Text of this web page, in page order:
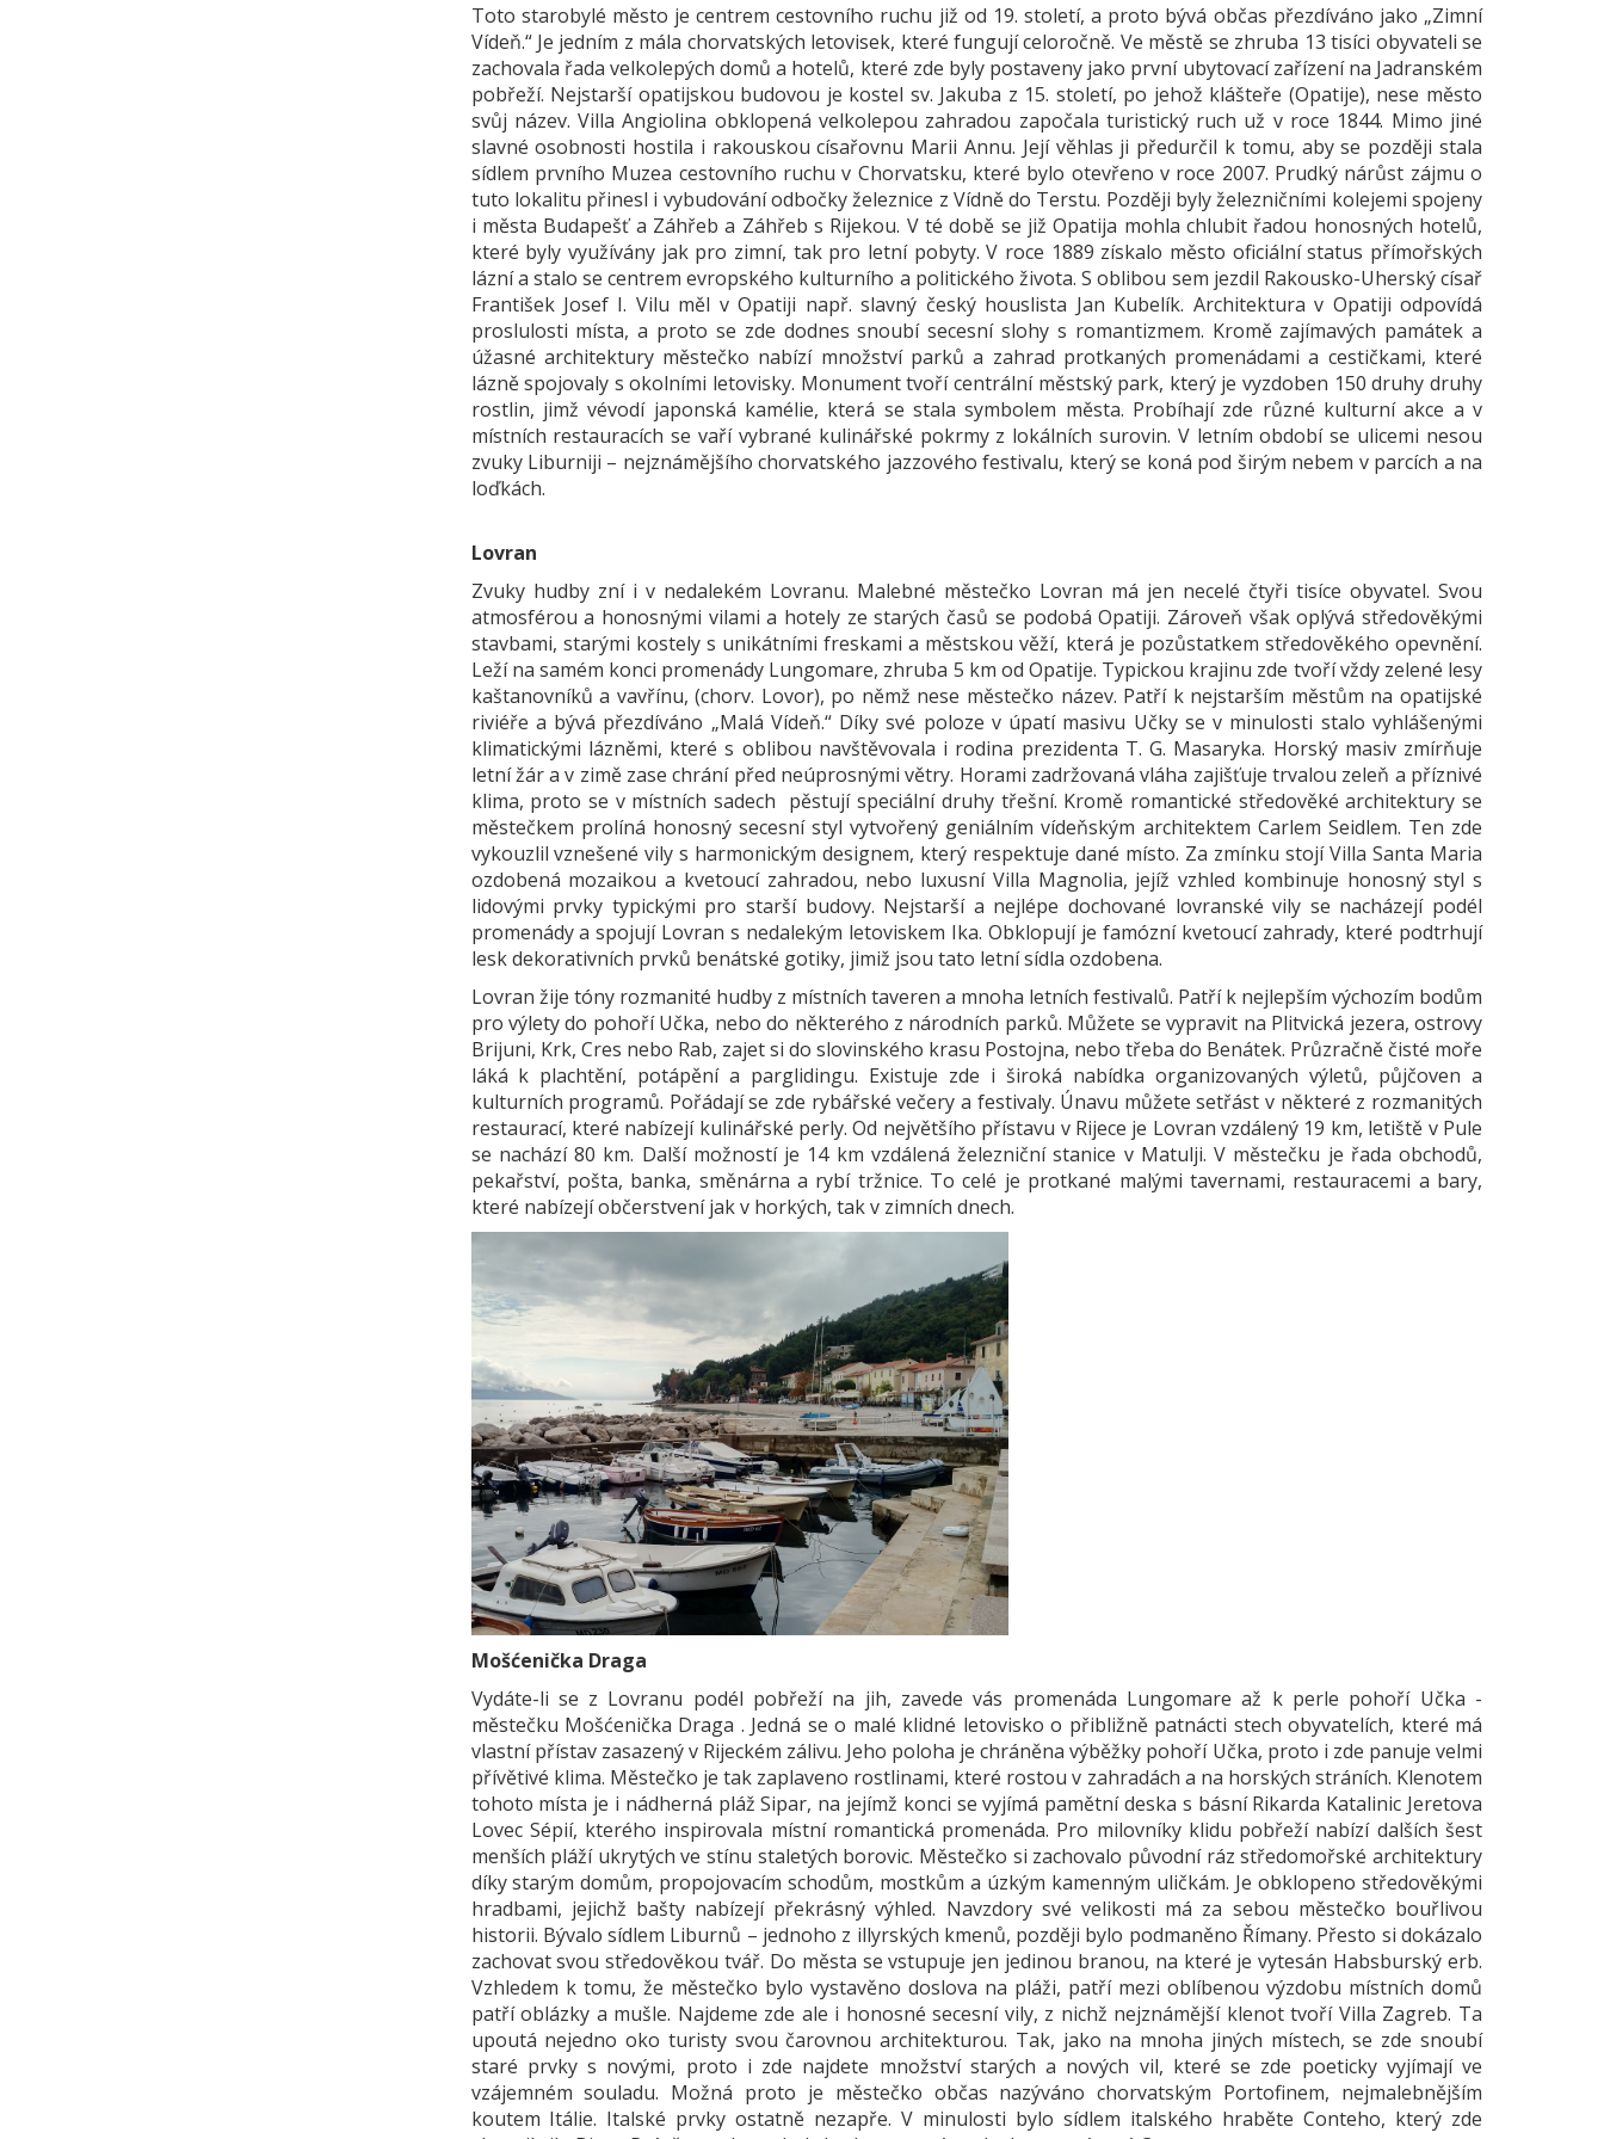
Toto starobylé město je centrem cestovního ruchu již od 19. století, a proto bývá občas přezdíváno jako „Zimní
Vídeň.“ Je jedním z mála chorvatských letovisek, které fungují celoročně. Ve městě se zhruba 13 tisíci obyvateli se
zachovala řada velkolepých domů a hotelů, které zde byly postaveny jako první ubytovací zařízení na Jadranském
pobřeží. Nejstarší opatijskou budovou je kostel sv. Jakuba z 15. století, po jehož klášteře (Opatije), nese město
svůj název. Villa Angiolina obklopená velkolepou zahradou započala turistický ruch už v roce 1844. Mimo jiné
slavné osobnosti hostila i rakouskou císařovnu Marii Annu. Její věhlas ji předurčil k tomu, aby se později stala
sídlem prvního Muzea cestovního ruchu v Chorvatsku, které bylo otevřeno v roce 2007. Prudký nárůst zájmu o
tuto lokalitu přinesl i vybudování odbočky železnice z Vídně do Terstu. Později byly železničními kolejemi spojeny
i města Budapešť a Záhřeb a Záhřeb s Rijekou. V té době se již Opatija mohla chlubit řadou honosných hotelů,
které byly využívány jak pro zimní, tak pro letní pobyty. V roce 1889 získalo město oficiální status přímořských
lázní a stalo se centrem evropského kulturního a politického života. S oblibou sem jezdil Rakousko-Uherský císař
František Josef I. Vilu měl v Opatiji např. slavný český houslista Jan Kubelík. Architektura v Opatiji odpovídá
proslulosti místa, a proto se zde dodnes snoubí secesní slohy s romantizmem. Kromě zajímavých památek a
úžasné architektury městečko nabízí množství parků a zahrad protkaných promenádami a cestičkami, které
lázně spojovaly s okolními letovisky. Monument tvoří centrální městský park, který je vyzdoben 150 druhy druhy
rostlin, jimž vévodí japonská kamélie, která se stala symbolem města. Probíhají zde různé kulturní akce a v
místních restauracích se vaří vybrané kulinářské pokrmy z lokálních surovin. V letním období se ulicemi nesou
zvuky Liburniji – nejznámějšího chorvatského jazzového festivalu, který se koná pod širým nebem v parcích a na
loďkách.
Lovran
Zvuky hudby zní i v nedalekém Lovranu. Malebné městečko Lovran má jen necelé čtyři tisíce obyvatel. Svou
atmosférou a honosnými vilami a hotely ze starých časů se podobá Opatiji. Zároveň však oplývá středověkými
stavbami, starými kostely s unikátními freskami a městskou věží, která je pozůstatkem středověkého opevnění.
Leží na samém konci promenády Lungomare, zhruba 5 km od Opatije. Typickou krajinu zde tvoří vždy zelené lesy
kaštanovníků a vavřínu, (chorv. Lovor), po němž nese městečko název. Patří k nejstarším městům na opatijské
riviéře a bývá přezdíváno „Malá Vídeň.“ Díky své poloze v úpatí masivu Učky se v minulosti stalo vyhlášenými
klimatickými lázněmi, které s oblibou navštěvovala i rodina prezidenta T. G. Masaryka. Horský masiv zmírňuje
letní žár a v zimě zase chrání před neúprosnými větry. Horami zadržovaná vláha zajišťuje trvalou zeleň a příznivé
klima, proto se v místních sadech pěstují speciální druhy třešní. Kromě romantické středověké architektury se
městečkem prolíná honosný secesní styl vytvořený geniálním vídeňským architektem Carlem Seidlem. Ten zde
vykouzlil vznešené vily s harmonickým designem, který respektuje dané místo. Za zmínku stojí Villa Santa Maria
ozdobená mozaikou a kvetoucí zahradou, nebo luxusní Villa Magnolia, jejíž vzhled kombinuje honosný styl s
lidovými prvky typickými pro starší budovy. Nejstarší a nejlépe dochované lovranské vily se nacházejí podél
promenády a spojují Lovran s nedalekým letoviskem Ika. Obklopují je famózní kvetoucí zahrady, které podtrhují
lesk dekorativních prvků benátské gotiky, jimiž jsou tato letní sídla ozdobena.
Lovran žije tóny rozmanité hudby z místních taveren a mnoha letních festivalů. Patří k nejlepším výchozím bodům
pro výlety do pohoří Učka, nebo do některého z národních parků. Můžete se vypravit na Plitvická jezera, ostrovy
Brijuni, Krk, Cres nebo Rab, zajet si do slovinského krasu Postojna, nebo třeba do Benátek. Průzračně čisté moře
láká k plachtění, potápění a parglidingu. Existuje zde i široká nabídka organizovaných výletů, půjčoven a
kulturních programů. Pořádají se zde rybářské večery a festivaly. Únavu můžete setřást v některé z rozmanitých
restaurací, které nabízejí kulinářské perly. Od největšího přístavu v Rijece je Lovran vzdálený 19 km, letiště v Pule
se nachází 80 km. Další možností je 14 km vzdálená železniční stanice v Matulji. V městečku je řada obchodů,
pekařství, pošta, banka, směnárna a rybí tržnice. To celé je protkané malými tavernami, restauracemi a bary,
které nabízejí občerstvení jak v horkých, tak v zimních dnech.
Mošćenička Draga
Vydáte-li se z Lovranu podél pobřeží na jih, zavede vás promenáda Lungomare až k perle pohoří Učka -
městečku Mošćenička Draga . Jedná se o malé klidné letovisko o přibližně patnácti stech obyvatelích, které má
vlastní přístav zasazený v Rijeckém zálivu. Jeho poloha je chráněna výběžky pohoří Učka, proto i zde panuje velmi
přívětivé klima. Městečko je tak zaplaveno rostlinami, které rostou v zahradách a na horských stráních. Klenotem
tohoto místa je i nádherná pláž Sipar, na jejímž konci se vyjímá pamětní deska s básní Rikarda Katalinic Jeretova
Lovec Sépií, kterého inspirovala místní romantická promenáda. Pro milovníky klidu pobřeží nabízí dalších šest
menších pláží ukrytých ve stínu staletých borovic. Městečko si zachovalo původní ráz středomořské architektury
díky starým domům, propojovacím schodům, mostkům a úzkým kamenným uličkám. Je obklopeno středověkými
hradbami, jejichž bašty nabízejí překrásný výhled. Navzdory své velikosti má za sebou městečko bouřlivou
historii. Bývalo sídlem Liburnů – jednoho z illyrských kmenů, později bylo podmaněno Římany. Přesto si dokázalo
zachovat svou středověkou tvář. Do města se vstupuje jen jedinou branou, na které je vytesán Habsburský erb.
Vzhledem k tomu, že městečko bylo vystavěno doslova na pláži, patří mezi oblíbenou výzdobu místních domů
patří oblázky a mušle. Najdeme zde ale i honosné secesní vily, z nichž nejznámější klenot tvoří Villa Zagreb. Ta
upoutá nejedno oko turisty svou čarovnou architekturou. Tak, jako na mnoha jiných místech, se zde snoubí
staré prvky s novými, proto i zde najdete množství starých a nových vil, které se zde poeticky vyjímají ve
vzájemném souladu. Možná proto je městečko občas nazýváno chorvatským Portofinem, nejmalebnějším
koutem Itálie. Italské prvky ostatně nezapře. V minulosti bylo sídlem italského hraběte Conteho, který zde